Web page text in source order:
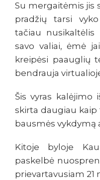
Su mergaitėmis jis
pradžių tarsi
tačiau nusikaltėlis
savo valiai, ėmė
kreipėsi paauglių
bendrauja
Šis vyras kalėjimo
skirta daugiau
bausmės vykdymą
Kitoje byloje
paskelbė
prievartavusiam 21